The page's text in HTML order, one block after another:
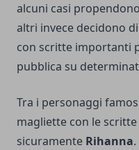
alcuni casi
altri invece decidono
con scritte importanti
pubblica su
Tra i personaggi
magliette con le
sicuramente Rihanna